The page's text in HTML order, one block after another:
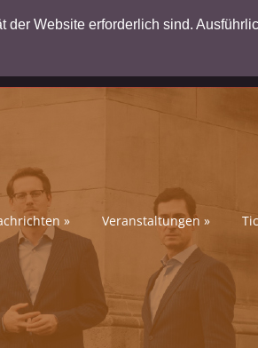
Website erforderlich sind.
» Veranstaltungen »